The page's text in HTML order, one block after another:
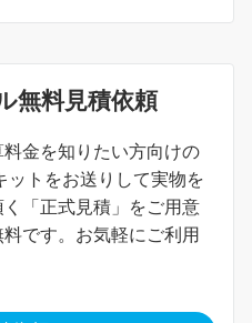
無料見積依頼
金を知りたい方向けの
ットをお送りして実物を
「正式見積」をご用意
です。お気軽にご利用